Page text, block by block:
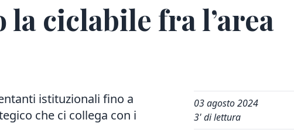
ciclabile fra l’area
istituzionali fino a
che ci collega con i
03 agosto 2024
3' di lettura